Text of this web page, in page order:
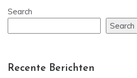
Search
Search
Recente Berichten